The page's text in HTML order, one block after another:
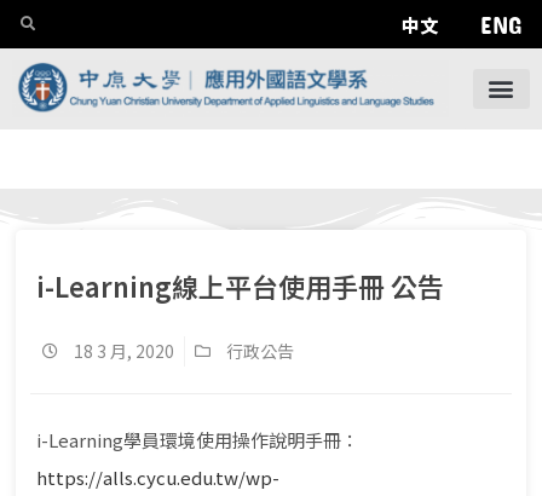
中文 ENG
i-Learning線上平台使用手冊 公告
18 3 月, 2020 行政公告
i-Learning學員環境使用操作說明手冊：
https://alls.cycu.edu.tw/wp-